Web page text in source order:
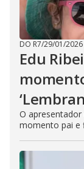
DO R7/29/01/2026
Edu
O
momento pai e